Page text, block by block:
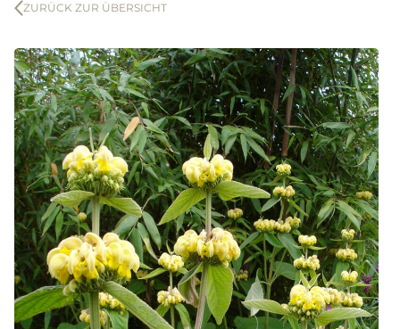
ZURÜCK ZUR ÜBERSICHT